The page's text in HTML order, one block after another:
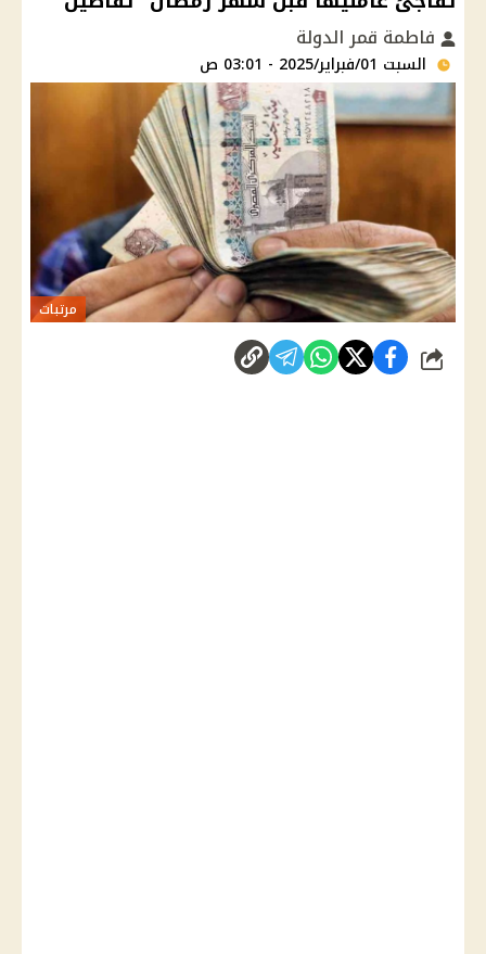
فاطمة قمر الدولة
السبت 01/فبراير/2025 - 03:01 ص
مرتبات
شارك